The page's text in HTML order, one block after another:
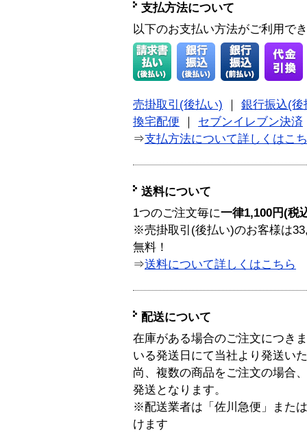
支払方法について
以下のお支払い方法がご利用で
売掛取引(後払い)
銀行振込(後
換宅配便
セブンイレブン決済
⇒支払方法について詳しくはこ
送料について
1つのご注文毎に一律1,100円(税
※売掛取引(後払い)のお客様は
無料！
⇒送料について詳しくはこちら
配送について
在庫がある場合のご注文につき
いる発送日にて当社より発送い
尚、複数の商品をご注文の場合
発送となります。
※配送業者は「佐川急便」また
けます